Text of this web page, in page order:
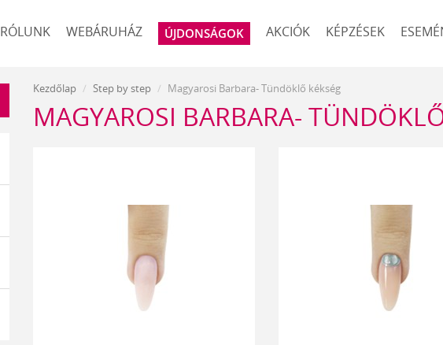
RÓLUNK WEBÁRUHÁZ ÚJDONSÁGOK AKCIÓK KÉPZÉSEK
Kezdőlap Step by step Magyarosi Barbara- Tündöklő kékség
MAGYAROSI BARBARA-